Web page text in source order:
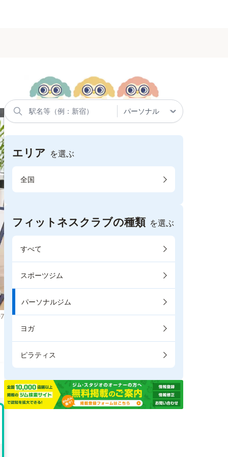
エリア を選ぶ
全国
フィットネスクラブの種類 を選ぶ
すべて
スポーツジム
パーソナルジム
ヨガ
ピラティス